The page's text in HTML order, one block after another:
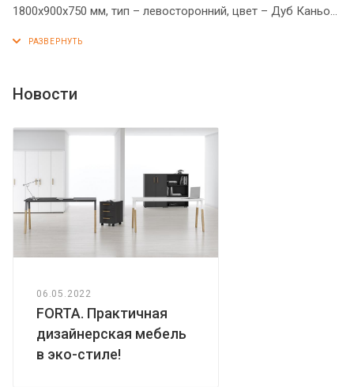
1800х900х750 мм, тип – левосторонний, цвет – Дуб Каньон.
увеличенной ширины из ЛДСП 38 мм, которые
опорами установлены специальные проставки, что
креплениями – эксцентриковыми стяжками. Регулируемые
по высоте опоры обеспечат столу устойчивость на
неровном полу.
Новости
06.05.2022
FORTA. Практичная
дизайнерская мебель
в эко-стиле!